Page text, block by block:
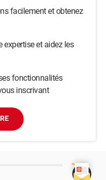
facilement et obtenez
expertise et aidez les
fonctionnalités
inscrivant